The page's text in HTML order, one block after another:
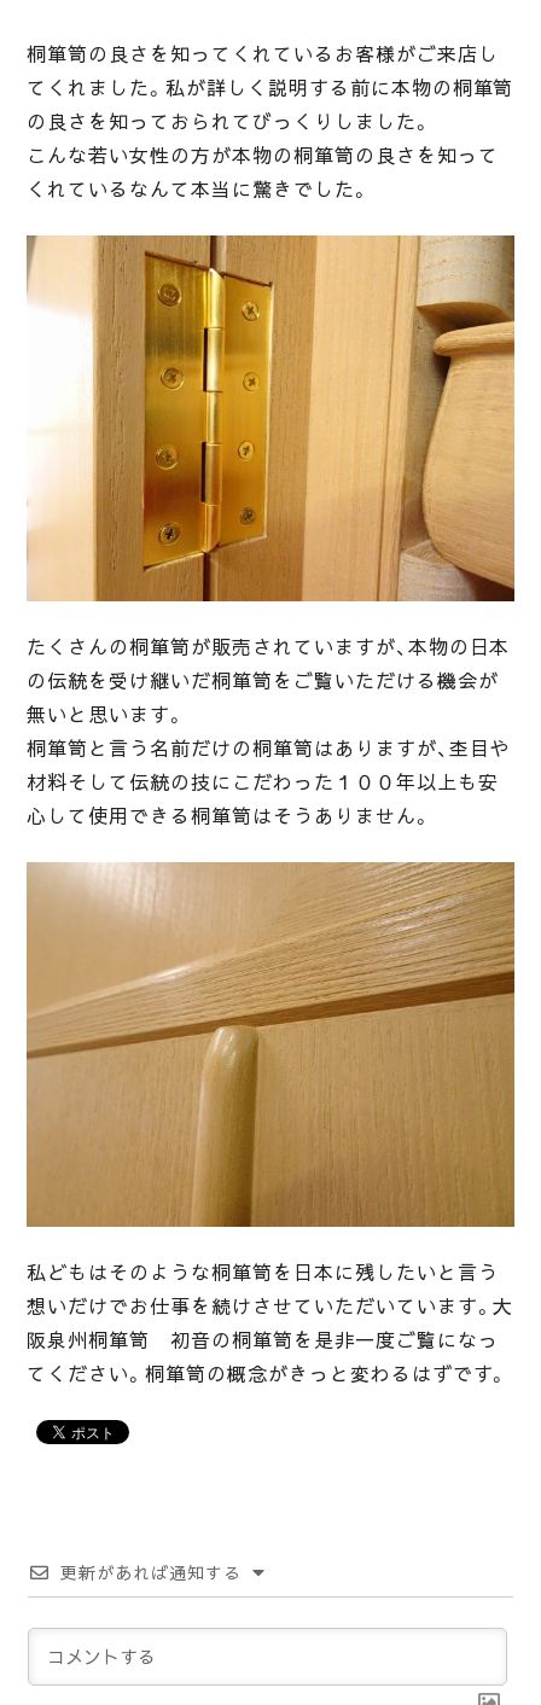
桐箪笥の良さを知ってくれているお客様がご来店し
てくれました。私が詳しく説明する前に本物の桐箪笥
の良さを知っておられてびっくりしました。
こんな若い女性の方が本物の桐箪笥の良さを知って
くれているなんて本当に驚きでした。
たくさんの桐箪笥が販売されていますが、本物の日本
の伝統を受け継いだ桐箪笥をご覧いただける機会が
無いと思います。
桐箪笥と言う名前だけの桐箪笥はありますが、杢目や
材料そして伝統の技にこだわった１００年以上も安
心して使用できる桐箪笥はそうありません。
私どもはそのような桐箪笥を日本に残したいと言う
想いだけでお仕事を続けさせていただいています。大
阪泉州桐箪笥 初音の桐箪笥を是非一度ご覧になっ
てください。桐箪笥の概念がきっと変わるはずです。
更新があれば通知する